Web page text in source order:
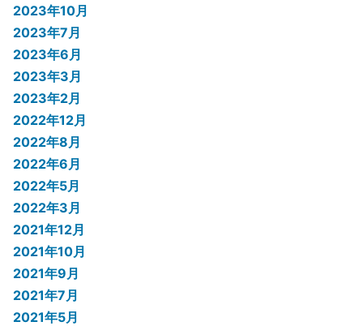
2023年10月
2023年7月
2023年6月
2023年3月
2023年2月
2022年12月
2022年8月
2022年6月
2022年5月
2022年3月
2021年12月
2021年10月
2021年9月
2021年7月
2021年5月